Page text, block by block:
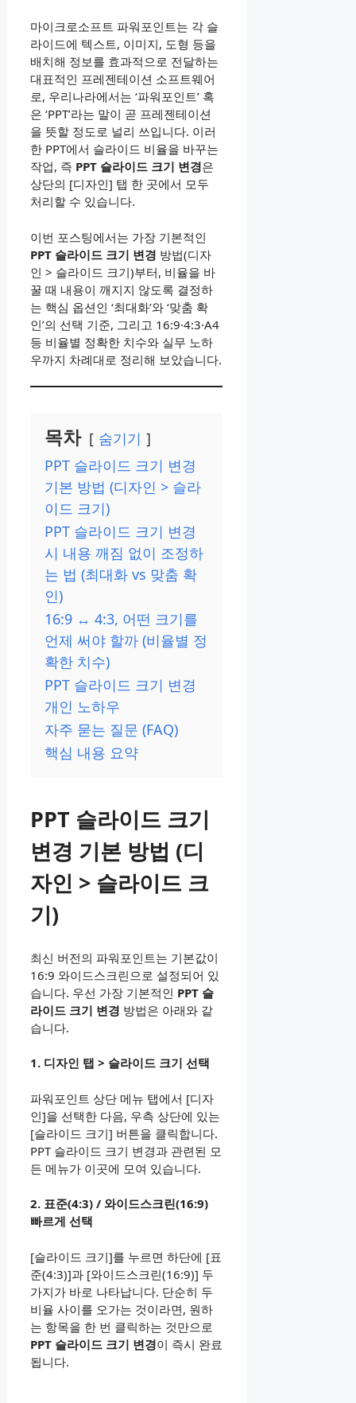
마이크로소프트 파워포인트는 각 슬
라이드에 텍스트, 이미지, 도형 등을
배치해 정보를 효과적으로 전달하는
대표적인 프레젠테이션 소프트웨어
로, 우리나라에서는 ‘파워포인트’ 혹
은 ‘PPT’라는 말이 곧 프레젠테이션
을 뜻할 정도로 널리 쓰입니다. 이러
한 PPT에서 슬라이드 비율을 바꾸는
작업, 즉 PPT 슬라이드 크기 변경은
상단의 [디자인] 탭 한 곳에서 모두
처리할 수 있습니다.
이번 포스팅에서는 가장 기본적인
PPT 슬라이드 크기 변경 방법(디자
인 > 슬라이드 크기)부터, 비율을 바
꿀 때 내용이 깨지지 않도록 결정하
는 핵심 옵션인 ‘최대화’와 ‘맞춤 확
인’의 선택 기준, 그리고 16:9·4:3·A4
등 비율별 정확한 치수와 실무 노하
우까지 차례대로 정리해 보았습니다.
목차
숨기기
PPT 슬라이드 크기 변경
기본 방법 (디자인 > 슬라
이드 크기)
PPT 슬라이드 크기 변경
시 내용 깨짐 없이 조정하
는 법 (최대화 vs 맞춤 확
인)
16:9 ↔ 4:3, 어떤 크기를
언제 써야 할까 (비율별 정
확한 치수)
PPT 슬라이드 크기 변경
개인 노하우
자주 묻는 질문 (FAQ)
핵심 내용 요약
PPT 슬라이드 크기
변경 기본 방법 (디
자인 > 슬라이드 크
기)
최신 버전의 파워포인트는 기본값이
16:9 와이드스크린으로 설정되어 있
습니다. 우선 가장 기본적인 PPT 슬
라이드 크기 변경 방법은 아래와 같
습니다.
1. 디자인 탭 > 슬라이드 크기 선택
파워포인트 상단 메뉴 탭에서 [디자
인]을 선택한 다음, 우측 상단에 있는
[슬라이드 크기] 버튼을 클릭합니다.
PPT 슬라이드 크기 변경과 관련된 모
든 메뉴가 이곳에 모여 있습니다.
2. 표준(4:3) / 와이드스크린(16:9)
빠르게 선택
[슬라이드 크기]를 누르면 하단에 [표
준(4:3)]과 [와이드스크린(16:9)] 두
가지가 바로 나타납니다. 단순히 두
비율 사이를 오가는 것이라면, 원하
는 항목을 한 번 클릭하는 것만으로
PPT 슬라이드 크기 변경이 즉시 완료
됩니다.